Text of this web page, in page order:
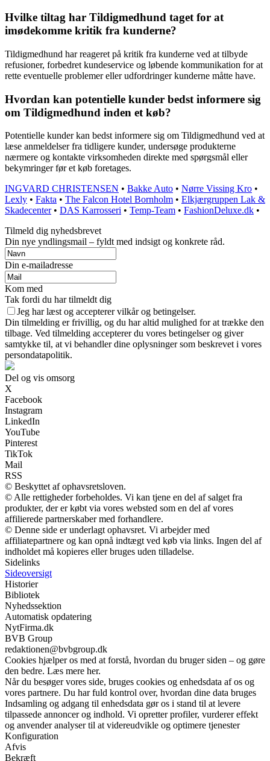
Hvilke tiltag har Tildigmedhund taget for at
imødekomme kritik fra kunderne?
Tildigmedhund har reageret på kritik fra kunderne ved at tilbyde
refusioner, forbedret kundeservice og løbende kommunikation for at
rette eventuelle problemer eller udfordringer kunderne måtte have.
Hvordan kan potentielle kunder bedst informere sig
om Tildigmedhund inden et køb?
Potentielle kunder kan bedst informere sig om Tildigmedhund ved at
læse anmeldelser fra tidligere kunder, undersøge produkterne
nærmere og kontakte virksomheden direkte med spørgsmål eller
bekymringer før et køb foretages.
INGVARD CHRISTENSEN • Bakke Auto • Nørre Vissing Kro •
Lexly • Fakta • The Falcon Hotel Bornholm • Elkjærgruppen Lak &
Skadecenter• DAS Karrosseri • Temp-Team • FashionDeluxe.dk •
Tilmeld dig nyhedsbrevet
Din nye yndlingsmail – fyldt med indsigt og konkrete råd.
Din e-mailadresse
Kom med
Tak fordi du har tilmeldt dig
Jeg har læst og accepterer vilkår og betingelser.
Din tilmelding er frivillig, og du har altid mulighed for at trække den
tilbage. Ved tilmelding accepterer du vores betingelser og giver
samtykke til, at vi behandler dine oplysninger som beskrevet i vores
persondatapolitik.
Del og vis omsorg
X
Facebook
Instagram
LinkedIn
YouTube
Pinterest
TikTok
Mail
RSS
© Beskyttet af ophavsretsloven.
© Alle rettigheder forbeholdes. Vi kan tjene en del af salget fra
produkter, der er købt via vores websted som en del af vores
affilierede partnerskaber med forhandlere.
© Denne side er underlagt ophavsret. Vi arbejder med
affiliatepartnere og kan opnå indtægt ved køb via links. Ingen del af
indholdet må kopieres eller bruges uden tilladelse.
Sidelinks
Sideoversigt
Historier
Bibliotek
Nyhedssektion
Automatisk opdatering
NytFirma.dk
BVB Group
redaktionen@bvbgroup.dk
Cookies hjælper os med at forstå, hvordan du bruger siden – og gøre
den bedre. Læs mere her.
Når du besøger vores side, bruges cookies og enhedsdata af os og
vores partnere. Du har fuld kontrol over, hvordan dine data bruges
Indsamling og adgang til enhedsdata gør os i stand til at levere
tilpassede annoncer og indhold. Vi opretter profiler, vurderer effekt
og anvender analyser til at videreudvikle og optimere tjenester
Konfiguration
Afvis
Bekræft